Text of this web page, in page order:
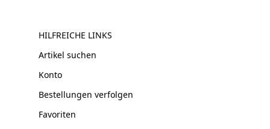
HILFREICHE LINKS
Artikel suchen
Konto
Bestellungen verfolgen
Favoriten